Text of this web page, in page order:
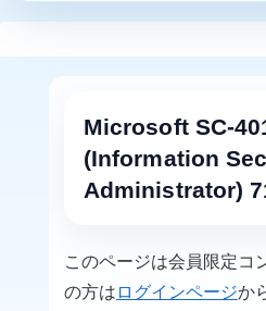
Microsoft SC-
(Information
Administrator)
このページは会員限定コ
の方は ログインページか